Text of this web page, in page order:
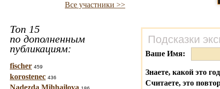
Все участники >>
Топ 15
по дополненным
публикациям:
fischer 459
korostenec 436
Nadezda Mihhailova
Подсказки
Ваше Имя:
Знаете, какой это
Считаете, это